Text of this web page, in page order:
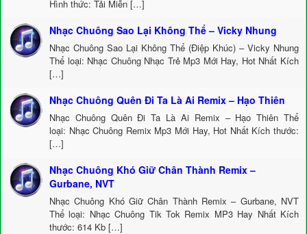
Hình thức: Tải Miễn […]
Nhạc Chuông Sao Lại Không Thể – Vicky Nhung
Nhạc Chuông Sao Lại Không Thể (Điệp Khúc) – Vicky Nhung
Thể loại: Nhạc Chuông Nhạc Trẻ Mp3 Mới Hay, Hot Nhất Kích
[…]
Nhạc Chuông Quên Đi Ta Là Ai Remix – Hạo Thiên
Nhạc Chuông Quên Đi Ta Là Ai Remix – Hạo Thiên Thể
loại: Nhạc Chuông Remix Mp3 Mới Hay, Hot Nhất Kích thước:
[…]
Nhạc Chuông Khó Giữ Chân Thành Remix –
Gurbane, NVT
Nhạc Chuông Khó Giữ Chân Thành Remix – Gurbane, NVT
Thể loại: Nhạc Chuông Tik Tok Remix MP3 Hay Nhất Kích
thước: 614 Kb […]